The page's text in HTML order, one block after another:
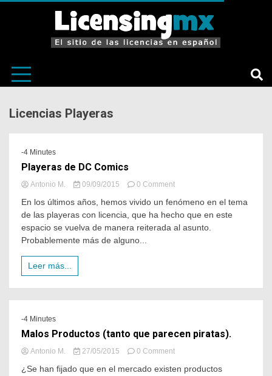
Licencias Playeras
-4 Minutes
Playeras de DC Comics
Antonio M. 09/09/2015 0 Comment
En los últimos años, hemos vivido un fenómeno en el tema
de las playeras con licencia, que ha hecho que en este
espacio se vuelva de manera reiterada al asunto.
Probablemente más de alguno...
Leer más...
-4 Minutes
Malos Productos (tanto que parecen piratas).
Antonio M. 27/05/2015 0 Comment
¿Se han fijado que en el mercado existen productos